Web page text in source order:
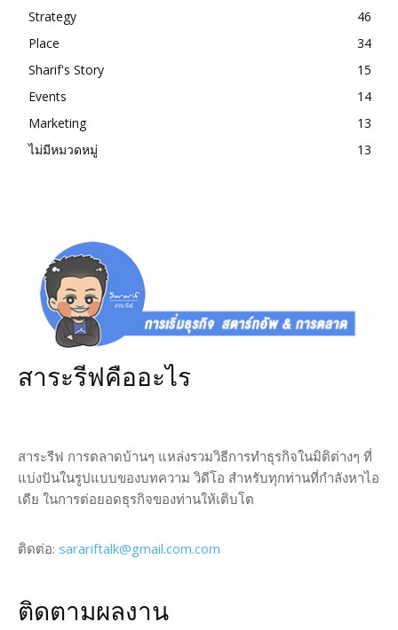
Strategy
46
Place
34
Sharif's Story
15
Events
14
Marketing
13
ไม่มีหมวดหมู่
13
สาระรีฟคืออะไร
สาระรีฟ การตลาดบ้านๆ แหล่งรวมวิธีการทำธุรกิจในมิติต่างๆ ที่
แบ่งปันในรูปแบบของบทความ วิดีโอ สำหรับทุกท่านที่กำลังหาไอ
เดีย ในการต่อยอดธุรกิจของท่านให้เติบโต
ติดต่อ: sarariftalk@gmail.com.com
ติดตามผลงาน